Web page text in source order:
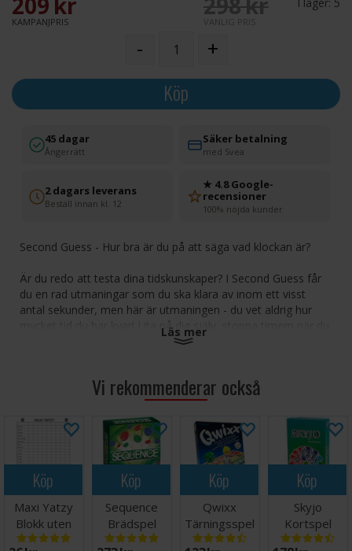
KAMPANJPRIS VANLIG PRIS
- +
Köp
45 dagar
Ångerrätt
Säker betalning
med Svea
2 dagars leverans
Beställ innan kl. 12
★ 4.8 Google-
recensioner
100% nöjda kunder
Second Guess - Hur bra är du på att säga vad klockan är?
Är du redo att testa dina tidskunskaper? I Second Guess får
du en rad utmaningar som du ska klara av inom ett visst
antal sekunder, men här är utmaningen - du vet aldrig hur
mycket tid du har kvar! Lita på dig själv, stoppa timern när du
tror att du är klar och hoppas att du träffar rätt.
motsvarar antalet sekunder du missade med. Den spelare
som har lägst poäng i slutet av spelet är vinnaren!
Tidsbaserad spänning:
Slutför uppgifter inom
tidsgränsen utan att veta exakt hur mycket tid som är
kvar!
Tidskänsla och precision:
Lita på din egen tidskänsla
och stoppa timern när du tror att du är klar - blev det
rätt?
Lägsta poäng vinner:
Poäng delas ut baserat på hur
mycket du missar tiden - målet är att få så få poäng
Läs mer
Vi rekommenderar också
Köp
Maxi Yatzy
Blokk uten
terninger
Köp
Sequence
Brädspel
Köp
Qwixx
Tärningsspel
Köp
Skyjo
Kortspel